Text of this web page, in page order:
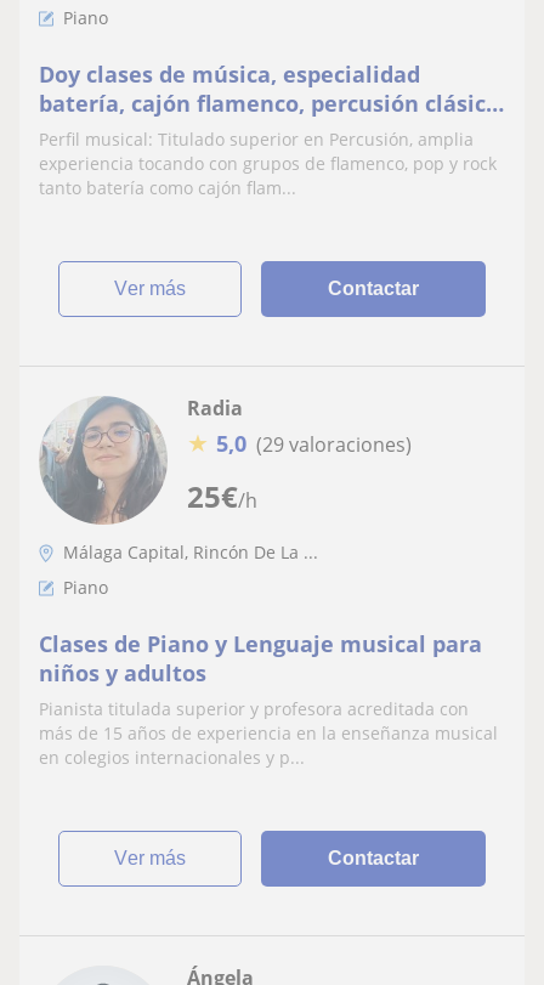
Piano
Doy clases de música, especialidad
batería, cajón flamenco, percusión clásica
y piano nivel medio
Perfil musical: Titulado superior en Percusión, amplia
experiencia tocando con grupos de flamenco, pop y rock
tanto batería como cajón flam...
ver más Contactar
25€/h
Radia
★ 5,0 (29 valoraciones)
Málaga Capital, Rincón De La ...
Piano
Clases de Piano y Lenguaje musical para
niños y adultos
Pianista titulada superior y profesora acreditada con
más de 15 años de experiencia en la enseñanza musical
en colegios internacionales y p...
ver más Contactar
Ángela